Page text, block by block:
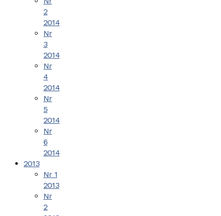
2
2014
Nr
3
2014
Nr
4
2014
Nr
5
2014
Nr
6
2014
2013
Nr 1
2013
Nr
2